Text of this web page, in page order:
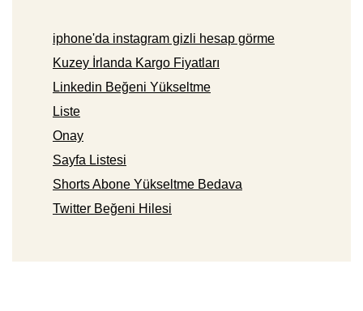
iphone'da instagram gizli hesap görme
Kuzey İrlanda Kargo Fiyatları
Linkedin Beğeni Yükseltme
Liste
Onay
Sayfa Listesi
Shorts Abone Yükseltme Bedava
Twitter Beğeni Hilesi